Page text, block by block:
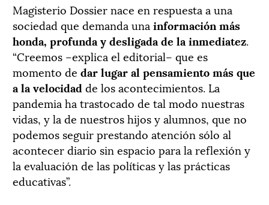
Magisterio Dossier nace en respuesta a una
sociedad que demanda una información más
honda, profunda y desligada de la inmediatez.
“Creemos –explica el editorial– que es
momento de dar lugar al pensamiento más que
a la velocidad de los acontecimientos. La
pandemia ha trastocado de tal modo nuestras
vidas, y la de nuestros hijos y alumnos, que no
podemos seguir prestando atención sólo al
acontecer diario sin espacio para la reflexión y
la evaluación de las políticas y las prácticas
educativas”.